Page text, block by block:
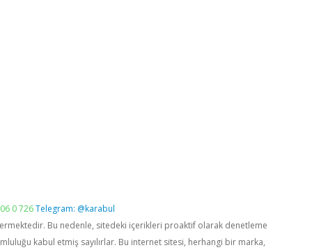
0 726Telegram: @karabul
Bu nedenle, sitedeki içerikleri proaktif olarak denetleme
kabul etmiş sayılırlar. Bu internet sitesi, herhangi bir marka,